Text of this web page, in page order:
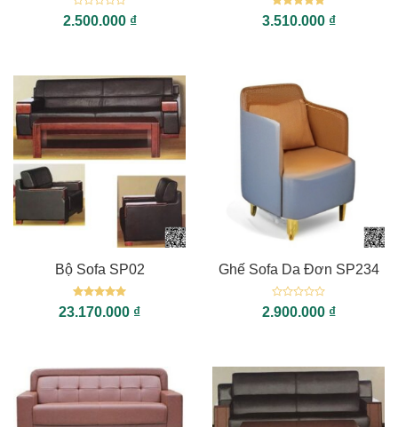
Được
xếp
2.500.000 ₫
Được xếp
hạng55
3.510.000 ₫
Bộ Sofa SP02
Được xếp
hạng55
23.170.000 ₫
Ghế Sofa Da Đơn SP234
Được
xếp
2.900.000 ₫